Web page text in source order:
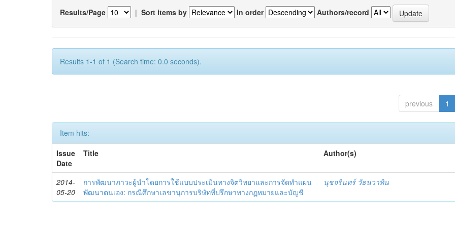
Results/Page | Sort items by In order Authors/record
Results 1-1 of 1 (Search time: 0.0 seconds).
previous 1
Item hits:
Issue
Date
Title Author(s)
2014-
05-20
การพัฒนาภาวะผู้นำโดยการใช้แบบประเมินทางจิตวิทยาและการจัดทำแผน
พัฒนาตนเอง: กรณีศึกษาเลขานุการบริษัทที่ปรึกษาทางกฏหมายและบัญชี
นุชจรินทร์ วัธนวาทิน